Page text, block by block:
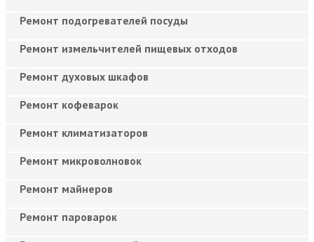
Ремонт подогревателей посуды
Ремонт измельчителей пищевых отходов
Ремонт духовых шкафов
Ремонт кофеварок
Ремонт климатизаторов
Ремонт микроволновок
Ремонт майнеров
Ремонт пароварок